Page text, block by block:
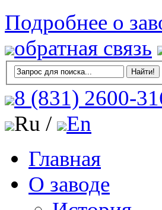
Подробнее о
обратная связь
8 (831) 2600-
Ru /
En
Главная
О заводе